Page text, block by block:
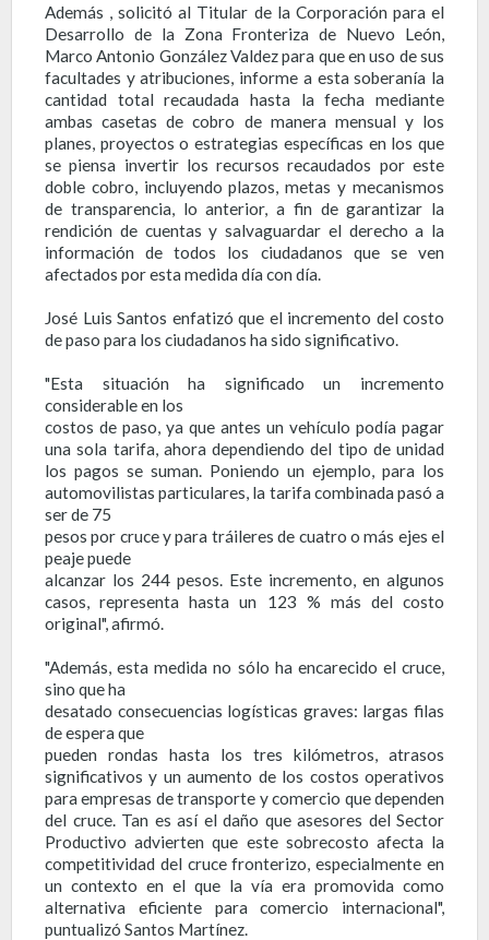
Además , solicitó al Titular de la Corporación para el
Desarrollo de la Zona Fronteriza de Nuevo León,
Marco Antonio González Valdez para que en uso de sus
facultades y atribuciones, informe a esta soberanía la
cantidad total recaudada hasta la fecha mediante
ambas casetas de cobro de manera mensual y los
planes, proyectos o estrategias específicas en los que
se piensa invertir los recursos recaudados por este
doble cobro, incluyendo plazos, metas y mecanismos
de transparencia, lo anterior, a fin de garantizar la
rendición de cuentas y salvaguardar el derecho a la
información de todos los ciudadanos que se ven
afectados por esta medida día con día.
José Luis Santos enfatizó que el incremento del costo
de paso para los ciudadanos ha sido significativo.
"Esta situación ha significado un incremento
considerable en los
costos de paso, ya que antes un vehículo podía pagar
una sola tarifa, ahora dependiendo del tipo de unidad
los pagos se suman. Poniendo un ejemplo, para los
automovilistas particulares, la tarifa combinada pasó a
ser de 75
pesos por cruce y para tráileres de cuatro o más ejes el
peaje puede
alcanzar los 244 pesos. Este incremento, en algunos
casos, representa hasta un 123 % más del costo
original", afirmó.
"Además, esta medida no sólo ha encarecido el cruce,
sino que ha
desatado consecuencias logísticas graves: largas filas
de espera que
pueden rondas hasta los tres kilómetros, atrasos
significativos y un aumento de los costos operativos
para empresas de transporte y comercio que dependen
del cruce. Tan es así el daño que asesores del Sector
Productivo advierten que este sobrecosto afecta la
competitividad del cruce fronterizo, especialmente en
un contexto en el que la vía era promovida como
alternativa eficiente para comercio internacional",
puntualizó Santos Martínez.